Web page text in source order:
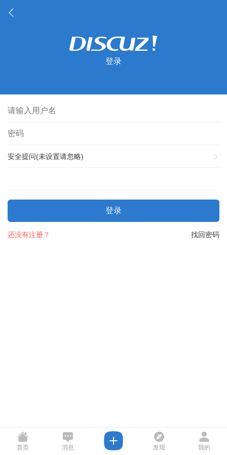
登录
安全提问(未设置请忽略)
登录
找回密码
还没有注册？
首页 消息 发现 我的